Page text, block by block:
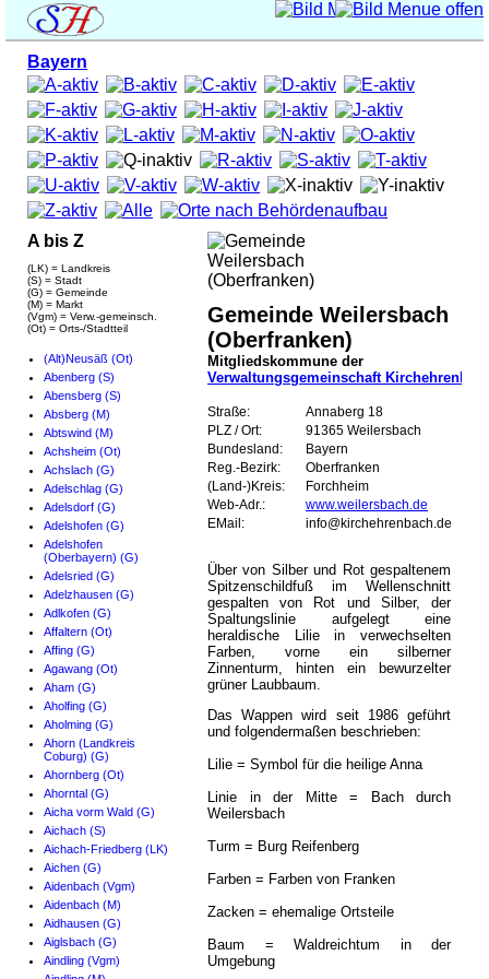
Bayern
A bis Z
(LK) = Landkreis
(S) = Stadt
(G) = Gemeinde
(M) = Markt
(Vgm) = Verw.-gemeinsch.
(Ot) = Orts-/Stadtteil
(Alt)Neusäß (Ot)
Abenberg (S)
Abensberg (S)
Absberg (M)
Abtswind (M)
Achsheim (Ot)
Achslach (G)
Adelschlag (G)
Adelsdorf (G)
Adelshofen (G)
Adelshofen
(Oberbayern) (G)
Adelsried (G)
Adelzhausen (G)
Adlkofen (G)
Affaltern (Ot)
Affing (G)
Agawang (Ot)
Aham (G)
Aholfing (G)
Aholming (G)
Ahorn (Landkreis
Coburg) (G)
Ahornberg (Ot)
Ahorntal (G)
Aicha vorm Wald (G)
Aichach (S)
Aichach-Friedberg (LK)
Aichen (G)
Aidenbach (Vgm)
Aidenbach (M)
Aidhausen (G)
Aiglsbach (G)
Aindling (Vgm)
Gemeinde Weilersbach
(Oberfranken)
Mitgliedskommune der
Verwaltungsgemeinschaft
Straße:
Annaberg 18
PLZ / Ort:
91365 Weilersbach
Bundesland:
Bayern
Reg.-Bezirk:
Oberfranken
(Land-)Kreis:
Forchheim
Web-Adr.:
www.weilersbach.de
EMail:
info@kirchehrenbach.de
Über von Silber und Rot gespaltenem
Spitzenschildfuß im Wellenschnitt
gespalten von Rot und Silber, der
Spaltungslinie aufgelegt eine
heraldische Lilie in verwechselten
Farben, vorne ein silberner
Zinnenturm, hinten ein bewurzelter
grüner Laubbaum.
Das Wappen wird seit 1986 geführt
und folgendermaßen beschrieben:
Lilie = Symbol für die heilige Anna
Linie in der Mitte = Bach durch
Weilersbach
Turm = Burg Reifenberg
Farben = Farben von Franken
Zacken = ehemalige Ortsteile
Baum = Waldreichtum in der
Umgebung